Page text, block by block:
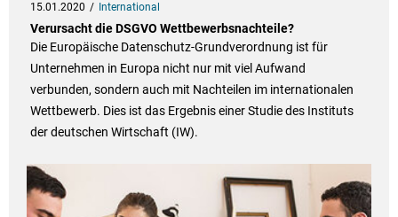
15.01.2020 International
Verursacht die DSGVO Wettbewerbsnachteile?
Die Europäische Datenschutz-Grundverordnung ist für
Unternehmen in Europa nicht nur mit viel Aufwand
verbunden, sondern auch mit Nachteilen im internationalen
Wettbewerb. Dies ist das Ergebnis einer Studie des Instituts
der deutschen Wirtschaft (IW).